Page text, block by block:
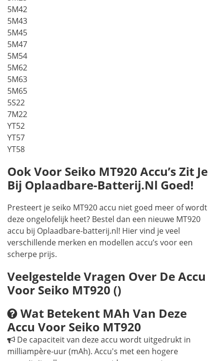
5M42
5M43
5M45
5M47
5M54
5M62
5M63
5M65
5S22
7M22
YT52
YT57
YT58
Ook Voor Seiko MT920 Accu’s Zit Je
Bij Oplaadbare-Batterij.nl Goed!
Presteert je seiko MT920 accu niet goed meer of wordt
deze ongelofelijk heet? Bestel dan een nieuwe MT920
accu bij Oplaadbare-batterij.nl! Hier vind je veel
verschillende merken en modellen accu’s voor een
scherpe prijs.
Veelgestelde Vragen Over De Accu
Voor Seiko MT920 ()
Wat Betekent MAh Van Deze
Accu Voor Seiko MT920
De capaciteit van deze accu wordt uitgedrukt in
milliampère-uur (mAh). Accu's met een hogere